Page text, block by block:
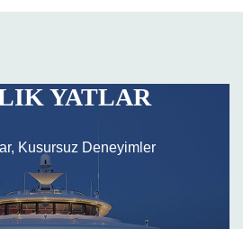
YATLAR
Kusursuz Deneyimler